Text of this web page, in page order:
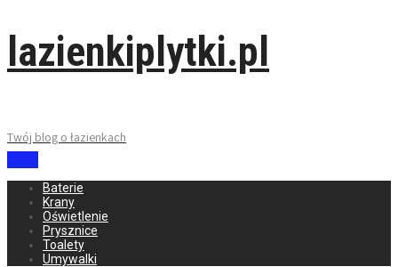
lazienkiplytki.pl
Twój blog o łazienkach
Baterie
Krany
Oświetlenie
Prysznice
Toalety
Umywalki